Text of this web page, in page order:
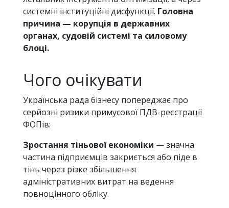
системні інституційні дисфункції. Головна
причина — корупція в державних
органах, судовій системі та силовому
блоці.
Чого очікувати
Українська рада бізнесу попереджає про
серйозні ризики примусової ПДВ-реєстрації
ФОПів:
Зростання тіньової економіки — значна
частина підприємців закриється або піде в
тінь через різке збільшення
адміністративних витрат на ведення
повноцінного обліку.